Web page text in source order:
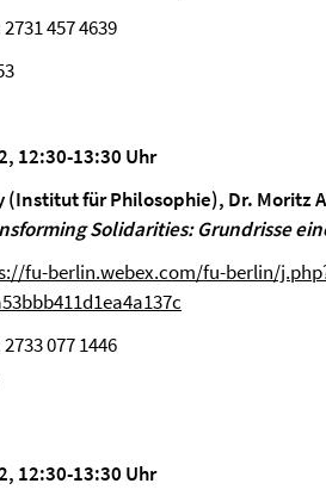
457 4639
12:30-13:30 Uhr
(Institut für Philosophie), Dr. Moritz
Solidarities: Grundrisse
fu-berlin.webex.com/fu-berlin/
077 1446
12:30-13:30 Uhr